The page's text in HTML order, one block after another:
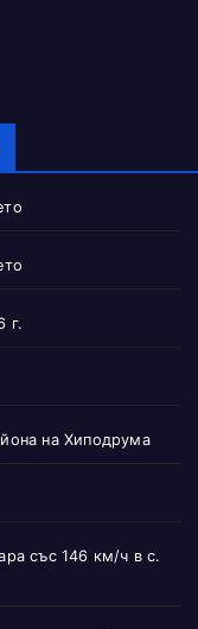
г.
на Хиподрума
със 146 км/ч в с.